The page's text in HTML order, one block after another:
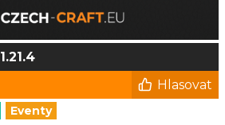
1.21.4
Hlasovat
Eventy